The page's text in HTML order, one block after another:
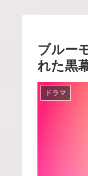
ブルー
れた黒
ドラマ